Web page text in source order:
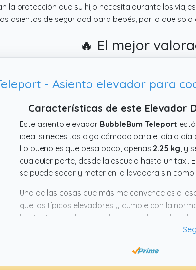
la protección que su hijo necesita durante los
asientos de seguridad para bebés, por lo que
🔥 El mejor
- Asiento elevador para
Características de este Elevador
Este asiento elevador BubbleBum Teleport
ideal si necesitas algo cómodo para el día a
Lo bueno es que pesa poco, apenas 2.25 kg , y
cualquier parte, desde la escuela hasta un taxi.
se puede sacar y meter en la lavadora sin
Una de las cosas que más me convence es el
que los típicos elevadores y cumple con la
bastante sencilla, nada de quebraderos de
compacto y cómodo pinta bien para quienes